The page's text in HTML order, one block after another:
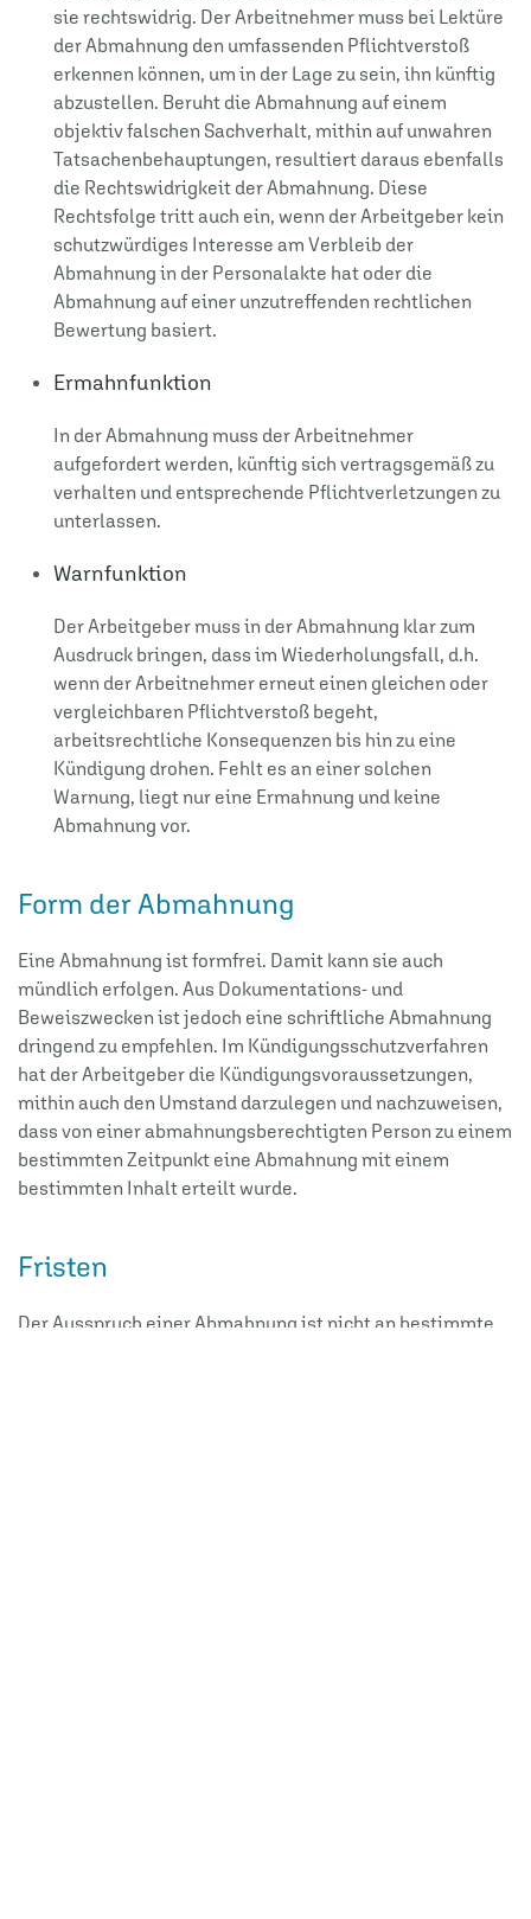
sie rechtswidrig. Der Arbeitnehmer muss bei Lektüre
der Abmahnung den umfassenden Pflichtverstoß
erkennen können, um in der Lage zu sein, ihn künftig
abzustellen. Beruht die Abmahnung auf einem
objektiv falschen Sachverhalt, mithin auf unwahren
Tatsachenbehauptungen, resultiert daraus ebenfalls
die Rechtswidrigkeit der Abmahnung. Diese
Rechtsfolge tritt auch ein, wenn der Arbeitgeber kein
schutzwürdiges Interesse am Verbleib der
Abmahnung in der Personalakte hat oder die
Abmahnung auf einer unzutreffenden rechtlichen
Bewertung basiert.
Ermahnfunktion
In der Abmahnung muss der Arbeitnehmer
aufgefordert werden, künftig sich vertragsgemäß zu
verhalten und entsprechende Pflichtverletzungen zu
unterlassen.
Warnfunktion
Der Arbeitgeber muss in der Abmahnung klar zum
Ausdruck bringen, dass im Wiederholungsfall, d.h.
wenn der Arbeitnehmer erneut einen gleichen oder
vergleichbaren Pflichtverstoß begeht,
arbeitsrechtliche Konsequenzen bis hin zu eine
Kündigung drohen. Fehlt es an einer solchen
Warnung, liegt nur eine Ermahnung und keine
Abmahnung vor.
Form der Abmahnung
Eine Abmahnung ist formfrei. Damit kann sie auch
mündlich erfolgen. Aus Dokumentations- und
Beweiszwecken ist jedoch eine schriftliche Abmahnung
dringend zu empfehlen. Im Kündigungsschutzverfahren
hat der Arbeitgeber die Kündigungsvoraussetzungen,
mithin auch den Umstand darzulegen und nachzuweisen,
dass von einer abmahnungsberechtigten Person zu einem
bestimmten Zeitpunkt eine Abmahnung mit einem
bestimmten Inhalt erteilt wurde.
Fristen
Der Ausspruch einer Abmahnung ist nicht an bestimmte